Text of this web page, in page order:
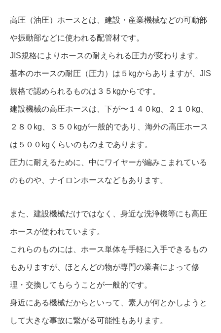
高圧（油圧）ホースとは、建設・産業機械などの可動部
や振動部などに使われる配管材です。
JIS規格によりホースの耐えられる圧力が変わります。
基本のホースの耐圧（圧力）は５kgからありますが、JIS
規格で認められるものは３５kgからです。
建設機械の高圧ホースは、下が〜１４０kg、２１０kg、
２８０kg、３５０kgが一般的であり、海外の高圧ホース
は５００kgくらいのものまであります。
圧力に耐えるために、中にワイヤーが編みこまれている
のものや、ナイロンホースなどもあります。
また、建設機械だけではなく、身近な洗浄機等にも高圧
ホースが使われています。
これらのものには、ホース単体を手軽に入手できるもの
もありますが、ほとんどの物が専門の業者によって修
理・交換してもらうことが一般的です。
身近にある機械だからといって、素人が何とかしようと
して大きな事故に繋がる可能性もあります。